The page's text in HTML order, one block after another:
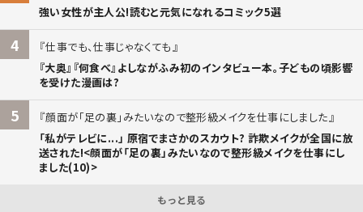
強い女性が主人公!読むと元気になれるコミック5選
4
仕事でも、仕事じゃなくても
『大奥』『何食べ』よしながふみ初のインタビュー本。子どもの頃影響
を受けた漫画は?
5
顔面が「足の裏」みたいなので整形級メイクを仕事にしました
「私がテレビに...」 原宿でまさかのスカウト? 詐欺メイクが全国に放
送された!<顔面が「足の裏」みたいなので整形級メイクを仕事にし
ました(10)>
もっと見る